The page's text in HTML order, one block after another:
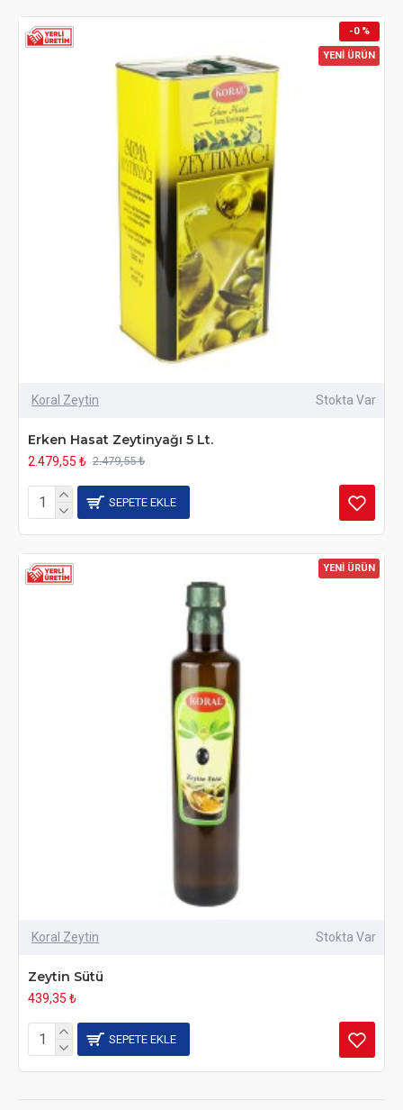
YENİ ÜRÜN
-0 %
Koral Zeytin Stokta Var
Erken Hasat Zeytinyağı 5 Lt.
2.479,55 ₺ 2.479,55 ₺
SEPETE EKLE
YENİ ÜRÜN
Koral Zeytin Stokta Var
Zeytin Sütü
439,35 ₺
SEPETE EKLE